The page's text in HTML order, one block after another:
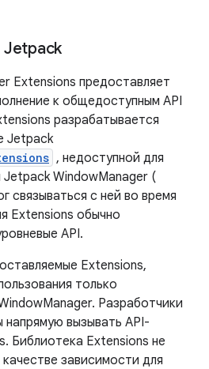
Jetpack
Extensions предоставляет
к общедоступным API
разрабатывается
Jetpack
, недоступной для
WindowManager (
связываться с ней во время
Extensions обычно
API.
Extensions,
только
Разработчики
вызывать API-
Библиотека Extensions не
зависимости для